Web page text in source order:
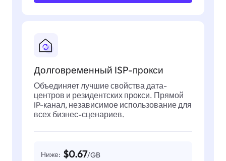
Долговременный ISP-прокси
Объединяет лучшие свойства дата-
центров и резидентских прокси. Прямой
IP-канал, независимое использование для
всех бизнес-сценариев.
Ниже: $0.67/GB